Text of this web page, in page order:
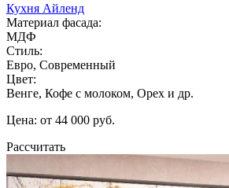
Кухня Айленд
Материал фасада:
МДФ
Стиль:
Евро, Современный
Цвет:
Венге, Кофе с молоком, Орех и др.
Цена: от 44 000 руб.
Рассчитать